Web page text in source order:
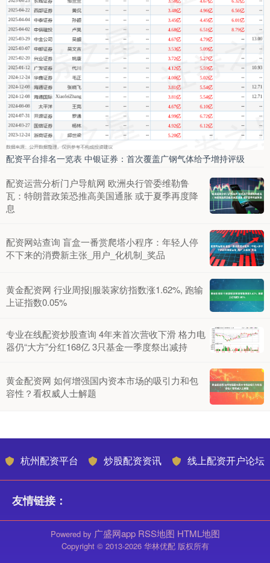
配资平台排名一览表 中银证券：首次覆盖广钢气体给予增持评级
配资运营分析门户导航网 欧洲央行管委维勒鲁
瓦：特朗普政策恐推高美国通胀 或于夏季再度降
息
配资网站查询 盲盒一番赏爬塔小程序：年轻人停
不下来的消费新主张_用户_化机制_奖品
黄金配资网 行业周报|服装家纺指数涨1.62%, 跑输
上证指数0.05%
专业在线配资炒股查询 4年来首次营收下滑 格力电
器仍“大方”分红168亿 3只基金一季度祭出减持
黄金配资网 如何增强国内资本市场的吸引力和包
容性？看权威人士解题
杭州配资平台 炒股配资资讯 线上配资开户论坛
友情链接：
Powered by 广盛网app RSS地图 HTML地图
Copyright © 2013-2026 华林优配 版权所有